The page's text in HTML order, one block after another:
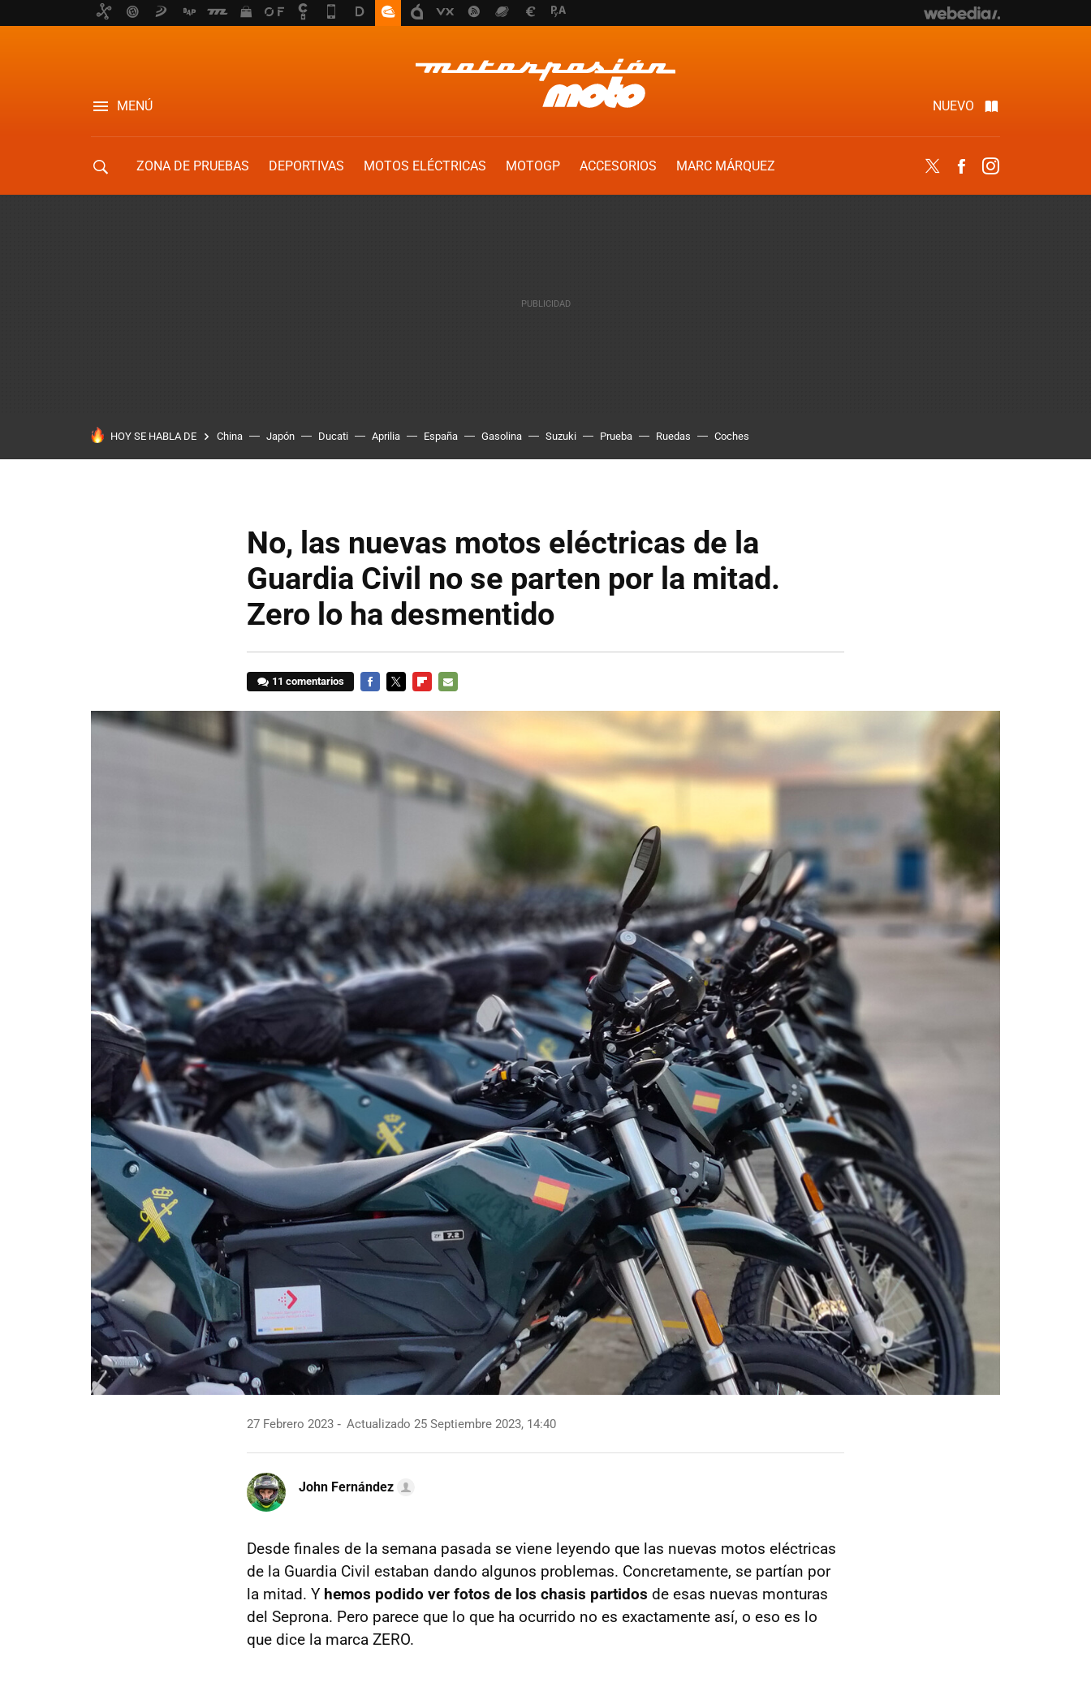
MENÚ NUEVO
ZONA DE PRUEBAS DEPORTIVAS MOTOS ELÉCTRICAS MOTOGP ACCESORIOS
MARC MÁRQUEZ
Twitter Facebook
HOY SE HABLA DE China Japón Ducati Aprilia España Gasolina Suzuki Prueba Ruedas Coches
No, las nuevas motos eléctricas de la
Guardia Civil no se parten por la mitad.
Zero lo ha desmentido
11 comentarios
27 Febrero 2023 Actualizado 25 Septiembre 2023, 14:40
John Fernández
Desde finales de la semana pasada se viene leyendo que las nuevas motos eléctricas
de la Guardia Civil estaban dando algunos problemas. Concretamente, se partían por
la mitad. Y hemos podido ver fotos de los chasis partidos de esas nuevas monturas
del Seprona. Pero parece que lo que ha ocurrido no es exactamente así, o eso es lo
que dice la marca ZERO.